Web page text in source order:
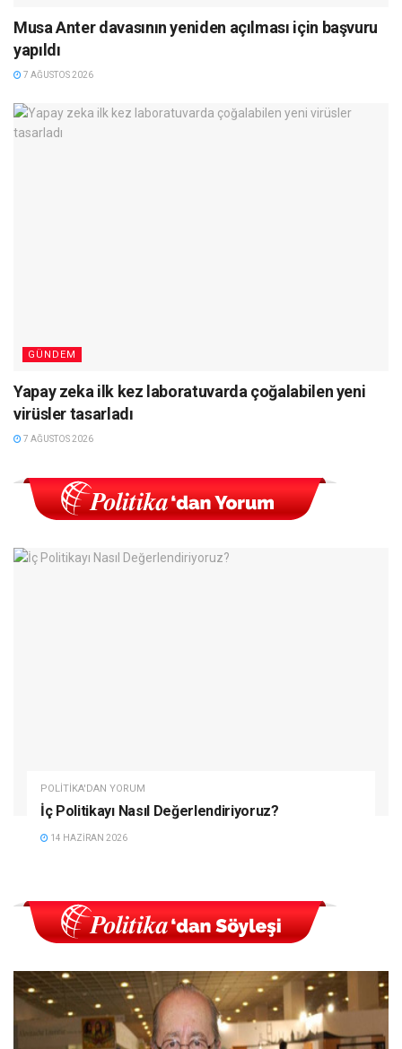
Musa Anter davasının yeniden açılması için başvuru
yapıldı
7 AĞUSTOS 2026
GÜNDEM
Yapay zeka ilk kez laboratuvarda çoğalabilen yeni
virüsler tasarladı
7 AĞUSTOS 2026
POLITIKA'DAN YORUM
İç Politikayı Nasıl Değerlendiriyoruz?
14 HAZIRAN 2026